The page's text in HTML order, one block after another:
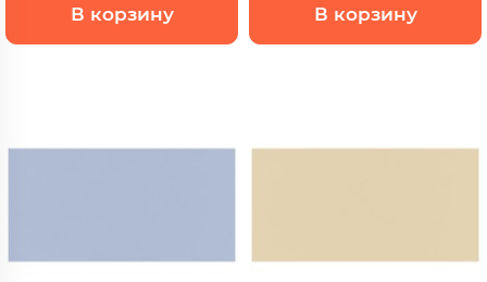
В корзину В корзину